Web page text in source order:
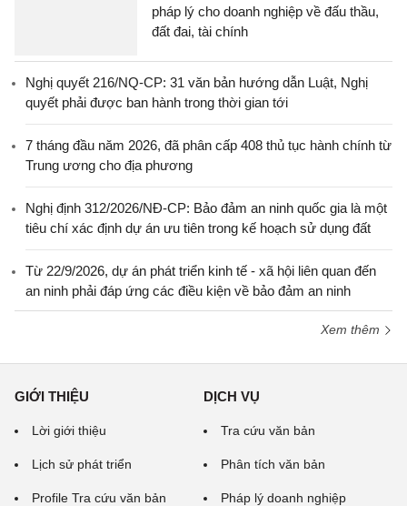
pháp lý cho doanh nghiệp về đấu thầu,
đất đai, tài chính
Nghị quyết 216/NQ-CP: 31 văn bản hướng dẫn Luật, Nghị
quyết phải được ban hành trong thời gian tới
7 tháng đầu năm 2026, đã phân cấp 408 thủ tục hành chính từ
Trung ương cho địa phương
Nghị định 312/2026/NĐ-CP: Bảo đảm an ninh quốc gia là một
tiêu chí xác định dự án ưu tiên trong kế hoạch sử dụng đất
Từ 22/9/2026, dự án phát triển kinh tế - xã hội liên quan đến
an ninh phải đáp ứng các điều kiện về bảo đảm an ninh
Xem thêm
GIỚI THIỆU
Lời giới thiệu
Lịch sử phát triển
Profile Tra cứu văn bản
DỊCH VỤ
Tra cứu văn bản
Phân tích văn bản
Pháp lý doanh nghiệp